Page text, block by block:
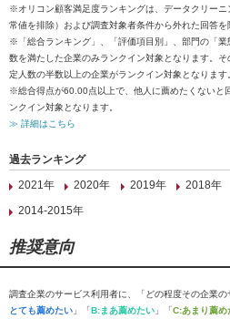
※オリコン顧客満足度ランキングは、データクリー
常値を排除）および調査対象者条件から外れた回答を
※「総合ランキング」、「評価項目別」、部門の「業
数を満たした企業のみランクイン対象となります。
定人数の半数以上の企業がランクイン対象となります
※総合得点が60.00点以上で、他人に薦めたくないと
ンクイン対象となります。
≫ 詳細はこちら
過去ランキング
2021年
2020年 2019年 2018年
2014-2015年
推奨意向
調査企業のサービス利用者に、「どの程度その企業
とても薦めたい 」「B:まあ薦めたい 」「C:あまり薦め